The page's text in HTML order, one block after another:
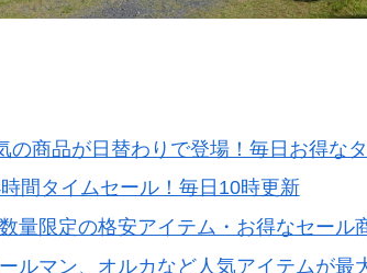
の商品が日替わりで登場！毎日お得な
時間タイムセール！毎日10時更新
量限定の格安アイテム・お得なセール
ルマン、オルカなど人気アイテムが最